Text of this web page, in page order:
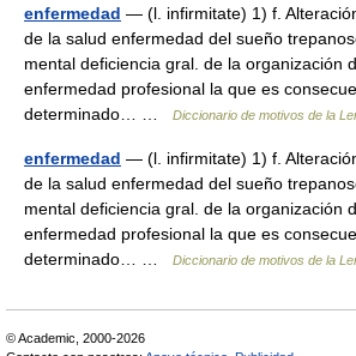
enfermedad — (l. infirmitate) 1) f.
de la salud enfermedad del sueño
mental deficiencia gral. de la organización
enfermedad profesional la que es
determinado… …
Diccionario de motivos de la
enfermedad — (l. infirmitate) 1) f.
de la salud enfermedad del sueño
mental deficiencia gral. de la organización
enfermedad profesional la que es
determinado… …
Diccionario de motivos de la
© Academic, 2000-2026